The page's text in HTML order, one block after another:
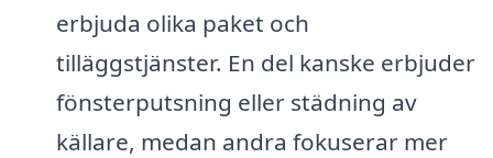
erbjuda olika paket och
tilläggstjänster. En del kanske erbjuder
fönsterputsning eller städning av
källare, medan andra fokuserar mer